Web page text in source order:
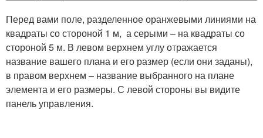
Перед вами поле, разделенное оранжевыми линиями на
квадраты со стороной 1 м, а серыми – на квадраты со
стороной 5 м. В левом верхнем углу отражается
название вашего плана и его размер (если они заданы),
в правом верхнем – название выбранного на плане
элемента и его размеры. С левой стороны вы видите
панель управления.